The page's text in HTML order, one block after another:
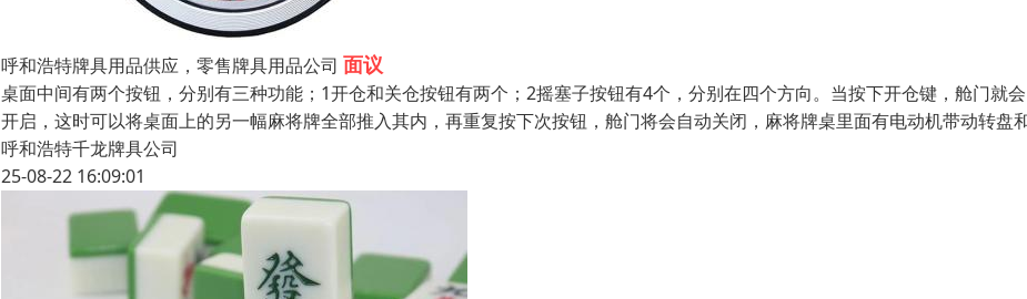
呼和浩特牌具用品供应，零售牌具用品公司 面议
桌面中间有两个按钮，分别有三种功能；1开仓和关仓按钮有两个；2摇塞子按钮有4个，分别在四个方向。当按下开仓键，舱门就
开启，这时可以将桌面上的另一幅麻将牌全部推入其内，再重复按下次按钮，舱门将会自动关闭，麻将牌桌里面有电动机带动转盘
呼和浩特千龙牌具公司
25-08-22 16:09:01